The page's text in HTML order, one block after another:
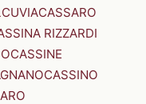
CASSARO
RIZZARDI
CASSINE
CASSINO